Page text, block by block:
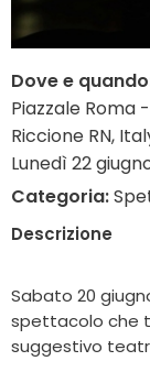
Dove e
Piazzale Roma
Riccione RN,
Lunedì 22
Categoria:
Descrizione
Sabato 20
spettacolo che
suggestivo